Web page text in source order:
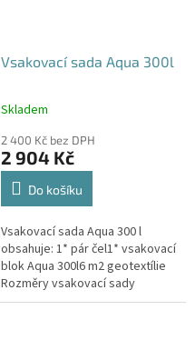
Vsakovací sada Aqua 300l
Průměrné
produktu
je
5,0
hvězdiček.
Skladem
2 400 Kč bez DPH
2 904 Kč
Do košíku
Vsakovací sada Aqua 300 l
obsahuje: 1* pár čel1* vsakovací
blok Aqua 300l6 m2 geotextílie
Rozměry vsakovací sady
120x80x52 cm Nosnost bloků až